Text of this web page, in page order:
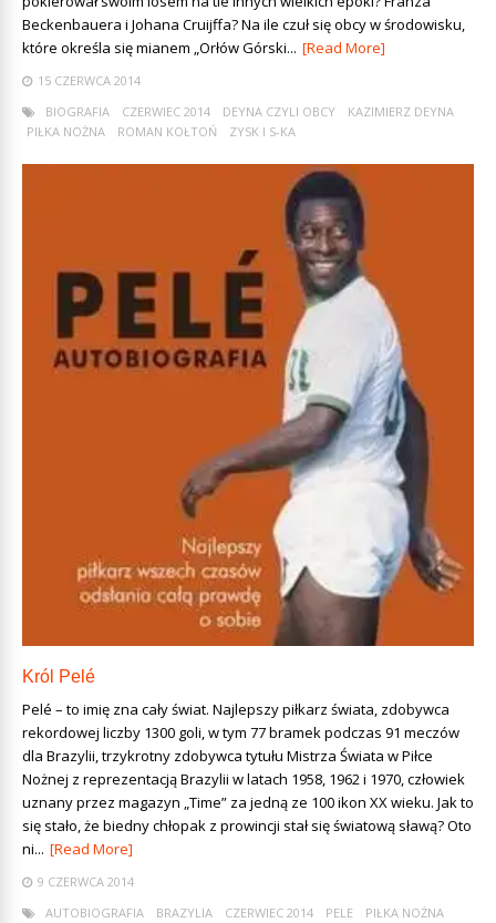
Beckenbauera i Johana Cruijffa? Na ile czuł się obcy w środowisku,
które określa się mianem „Orłów Górski... [Read More]
15 CZERWCA 2014
BIOGRAFIA
CZERWIEC 2014 DEYNA CZYLI OBCY
KAZIMIERZ DEYNA
PIŁKA NOŻNA
ROMAN KOŁTOŃ ZYSK I S-KA
Król Pelé
Pelé – to imię zna cały świat. Najlepszy piłkarz świata, zdobywca
rekordowej liczby 1300 goli, w tym 77 bramek podczas 91 meczów
dla Brazylii, trzykrotny zdobywca tytułu Mistrza Świata w Piłce
Nożnej z reprezentacją Brazylii w latach 1958, 1962 i 1970, człowiek
uznany przez magazyn „Time” za jedną ze 100 ikon XX wieku. Jak to
się stało, że biedny chłopak z prowincji stał się światową sławą? Oto
ni... [Read More]
9 CZERWCA 2014
AUTOBIOGRAFIA
BRAZYLIA CZERWIEC 2014 PELE
PIŁKA NOŻNA